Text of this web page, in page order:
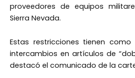
proveedores de equipos
Sierra Nevada.
Estas restricciones tienen
intercambios en artículos de
destacó el comunicado de la